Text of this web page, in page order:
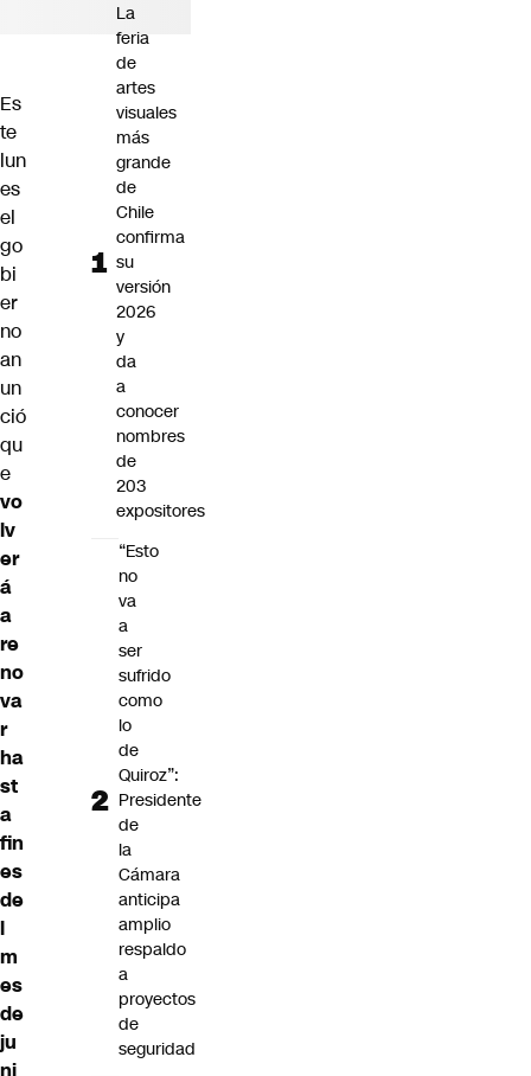
Es
te
lun
es
el
go
bi
er
no
an
un
ció
qu
e
vo
lv
er
á
a
re
no
va
r
ha
st
a
fin
es
de
l
m
es
de
ju
ni
La
feria
de
artes
visuales
más
grande
de
Chile
confirma
su
versión
2026
y
da
a
conocer
nombres
de
203
expositores
“Esto
no
va
a
ser
sufrido
como
lo
de
Quiroz”:
Presidente
de
la
Cámara
anticipa
amplio
respaldo
a
proyectos
de
seguridad